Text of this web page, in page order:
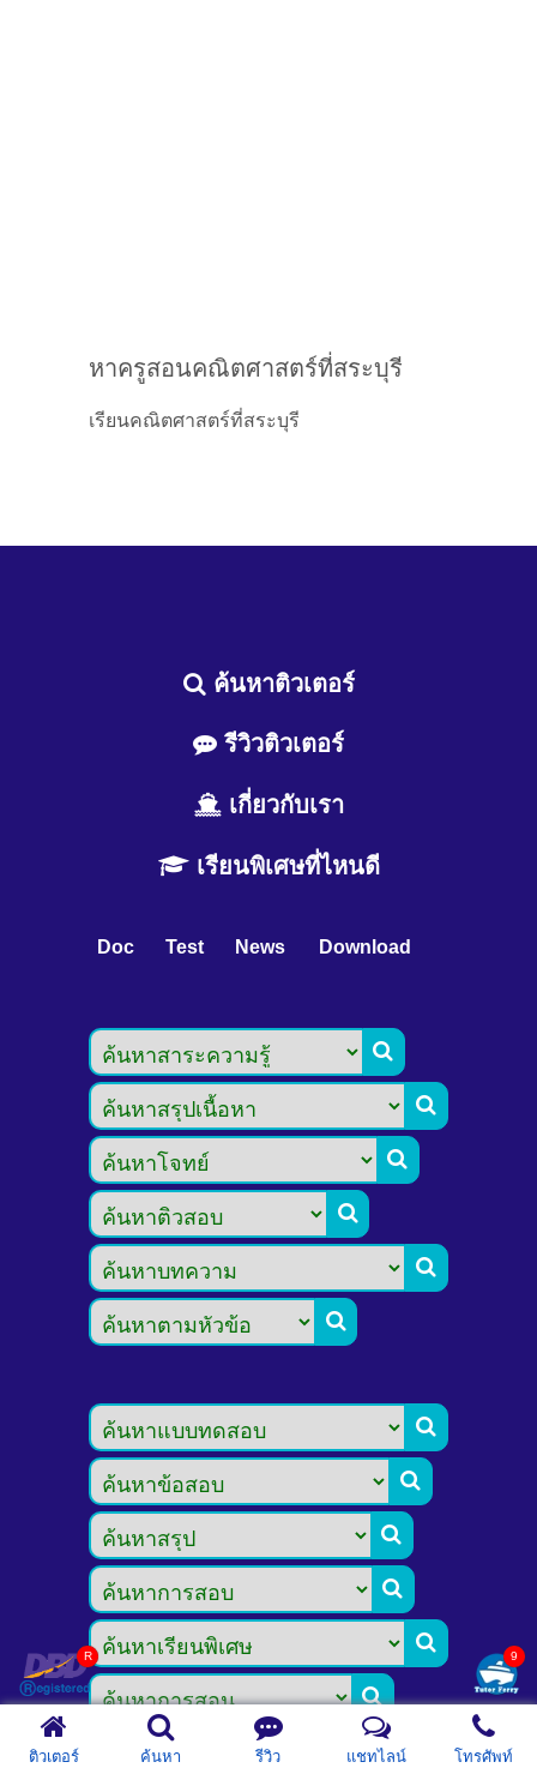
หาครูสอนคณิตศาสตร์ที่สระบุรี
เรียนคณิตศาสตร์ที่สระบุรี
ค้นหาติวเตอร์
รีวิวติวเตอร์
เกี่ยวกับเรา
เรียนพิเศษที่ไหนดี
Doc Test News Download












ติวเตอร์ ค้นหา รีวิว แชทไลน์ โทรศัพท์